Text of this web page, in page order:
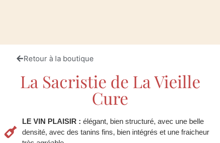
Retour à la boutique
La Sacristie de La Vieille
Cure
LE VIN PLAISIR : élégant, bien structuré, avec une belle
densité, avec des tanins fins, bien intégrés et une fraicheur